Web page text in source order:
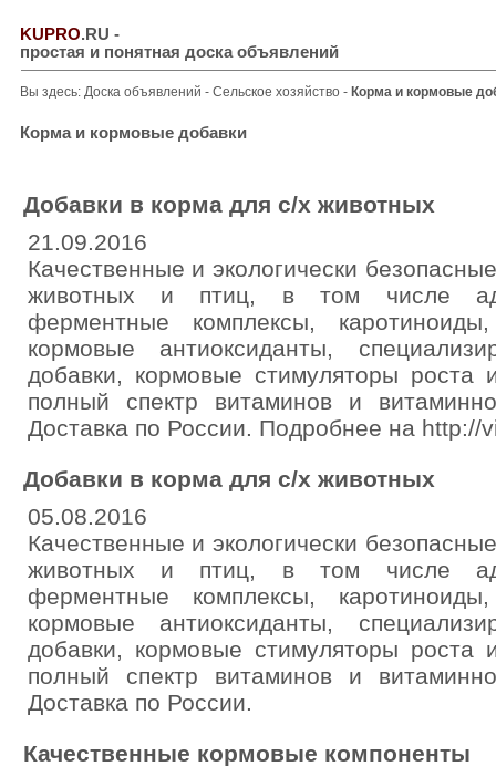
KUPRO.RU -
простая и понятная доска объявлений
Вы здесь: Доска объявлений - Сельское хозяйство - Корма и кормовые
Корма и кормовые добавки
Добавки в корма для с/х животных
21.09.2016
Качественные и экологически
животных и птиц, в том числе
ферментные комплексы,
кормовые антиоксиданты,
добавки, кормовые стимуляторы роста
полный спектр витаминов и
Доставка по России. Подробнее на http://
Добавки в корма для с/х животных
05.08.2016
Качественные и экологически
животных и птиц, в том числе
ферментные комплексы,
кормовые антиоксиданты,
добавки, кормовые стимуляторы роста
полный спектр витаминов и
Доставка по России.
Качественные кормовые компоненты